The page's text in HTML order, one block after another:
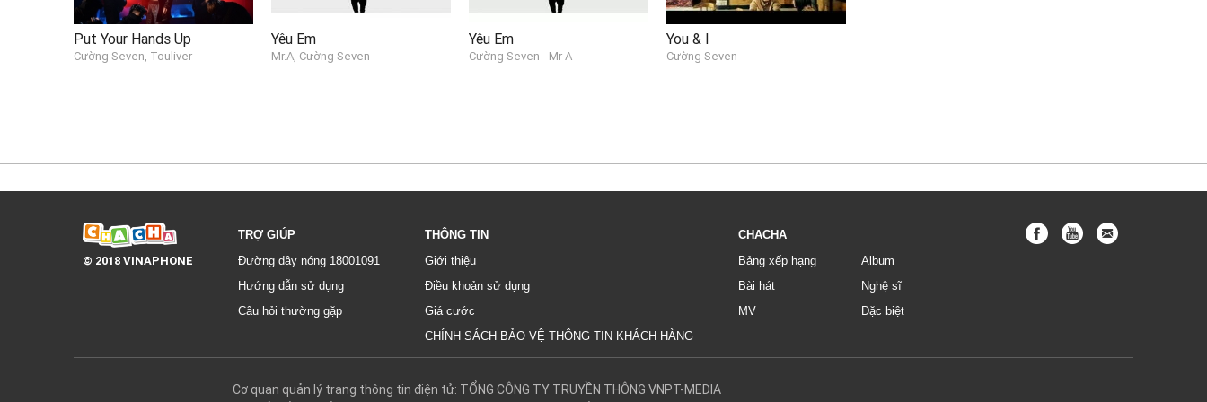
Put Your Hands Up
Cường Seven, Touliver
Yêu Em
Mr.A, Cường Seven
Yêu Em
Cường Seven - Mr A
You & I
Cường Seven
© 2018 VINAPHONE
TRỢ GIÚP
Đường dây nóng 18001091
Hướng dẫn sử dụng
Câu hỏi thường gặp
THÔNG TIN
Giới thiệu
Điều khoản sử dụng
Giá cước
CHÍNH SÁCH BẢO VỆ THÔNG TIN KHÁCH HÀNG
CHACHA
Bảng xếp hạng
Bài hát
MV
Album
Nghệ sĩ
Đặc biệt
Cơ quan quản lý trang thông tin điện tử: TỔNG CÔNG TY TRUYỀN THÔNG VNPT-MEDIA